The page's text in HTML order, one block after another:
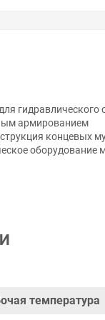
армированием
концевых
оборудование
размещенная на
собой право
РВД-2 исп.1 ,
спросом, так и то,
температура